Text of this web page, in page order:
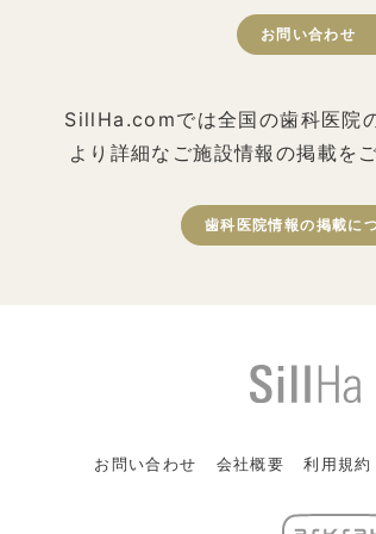
お問い合わせ
SillHa.comでは全国の歯科医院
より詳細なご施設情報の掲載を
歯科医院情報の掲載に
お問い合わせ 会社概要 利用規約